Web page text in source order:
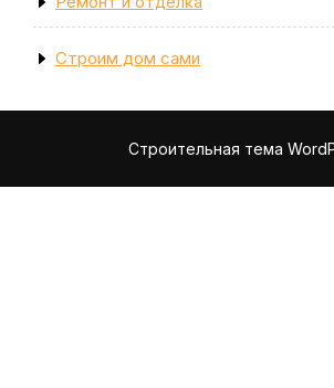
Строим дом сами
Строительная тема